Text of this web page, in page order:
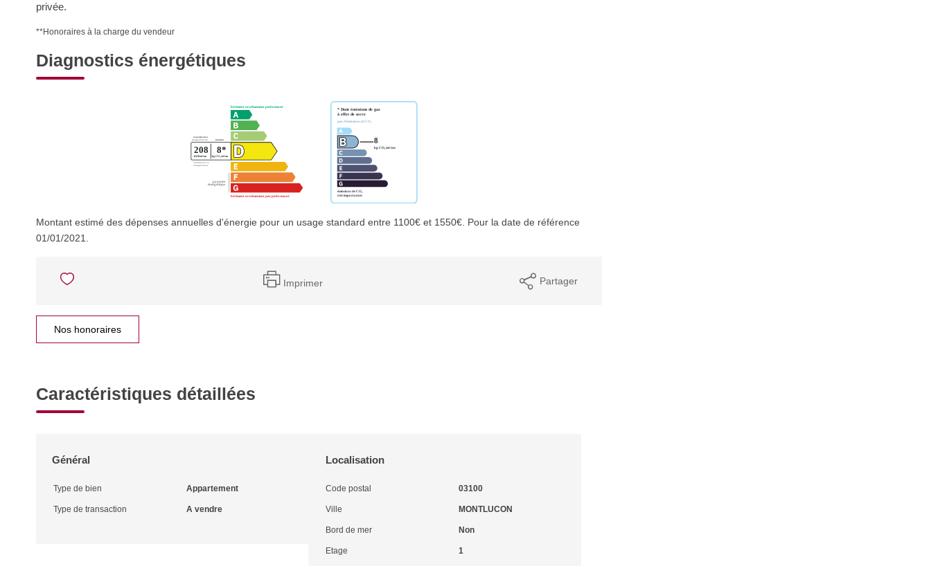
privée.
**Honoraires à la charge du vendeur
Diagnostics énergétiques
Montant estimé des dépenses annuelles d'énergie pour un usage standard entre 1100€ et 1550€. Pour la date de référence
01/01/2021.
Imprimer Partager
Nos honoraires
Caractéristiques détaillées
Général
Type de bien Appartement
Type de transaction A vendre
Localisation
Code postal 03100
Ville MONTLUCON
Bord de mer Non
Etage 1